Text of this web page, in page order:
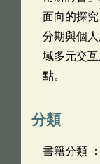
面向的探
分期與個
域多元交
點。
分類
書籍分類